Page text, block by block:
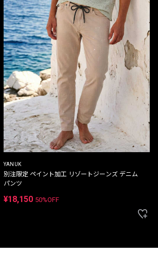
YANUK
別注限定 ペイント加工 リゾートジーンズ デニム
パンツ
¥18,150 50%OFF